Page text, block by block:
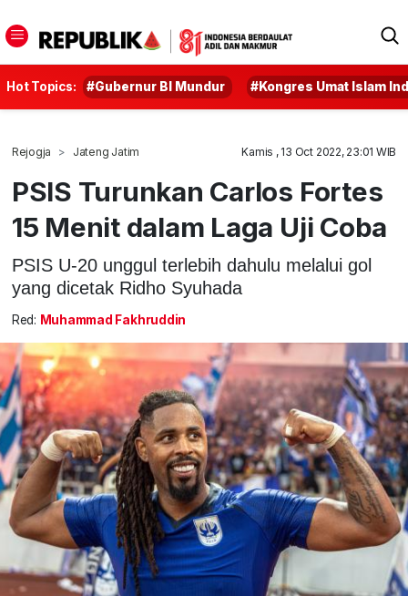
Hot Topics: #Gubernur BI Mundur #Kongres Umat Islam
Rejogja Jateng Jatim Kamis , 13 Oct 2022, 23:01 WIB
PSIS Turunkan Carlos Fortes
15 Menit dalam Laga Uji Coba
PSIS U-20 unggul terlebih dahulu melalui gol
yang dicetak Ridho Syuhada
Red: Muhammad Fakhruddin